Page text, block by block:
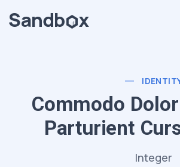
Commodo
Parturient
Integer